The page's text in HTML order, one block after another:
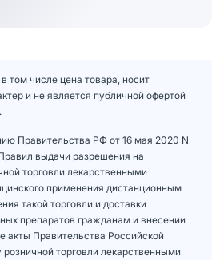
том числе цена товара, носит
и не является публичной офертой
Правительства РФ от 16 мая 2020 N
выдачи разрешения на
торговли лекарственными
применения дистанционным
такой торговли и доставки
препаратов гражданам и внесении
акты Правительства Российской
торговли лекарственными